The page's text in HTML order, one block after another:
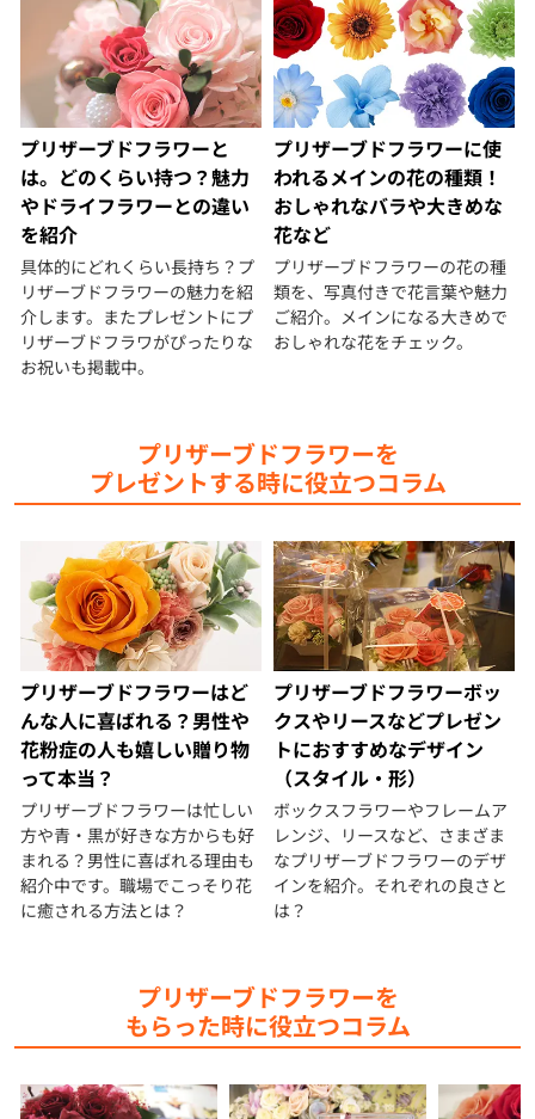
プリザーブドフラワーと
は。どのくらい持つ？魅力
やドライフラワーとの違い
を紹介
具体的にどれくらい長持ち？プ
リザーブドフラワーの魅力を紹
介します。またプレゼントにプ
リザーブドフラワがぴったりな
お祝いも掲載中。
プリザーブドフラワーに使
われるメインの花の種類！
おしゃれなバラや大きめな
花など
プリザーブドフラワーの花の種
類を、写真付きで花言葉や魅力
ご紹介。メインになる大きめで
おしゃれな花をチェック。
プリザーブドフラワーを
プレゼントする時に役立つコラム
プリザーブドフラワーはど
んな人に喜ばれる？男性や
花粉症の人も嬉しい贈り物
って本当？
プリザーブドフラワーは忙しい
方や青・黒が好きな方からも好
まれる？男性に喜ばれる理由も
紹介中です。職場でこっそり花
に癒される方法とは？
プリザーブドフラワーボッ
クスやリースなどプレゼン
トにおすすめなデザイン
（スタイル・形）
ボックスフラワーやフレームア
レンジ、リースなど、さまざま
なプリザーブドフラワーのデザ
インを紹介。それぞれの良さと
は？
プリザーブドフラワーを
もらった時に役立つコラム